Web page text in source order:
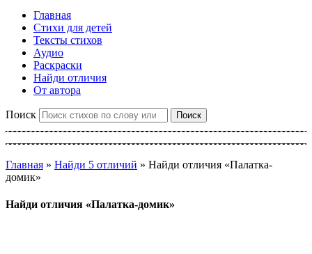
Главная
Стихи для детей
Тексты стихов
Аудио
Раскраски
Найди отличия
От автора
Поиск Поиск
Главная » Найди 5 отличий » Найди отличия «Палатка-
домик»
Найди отличия «Палатка-домик»